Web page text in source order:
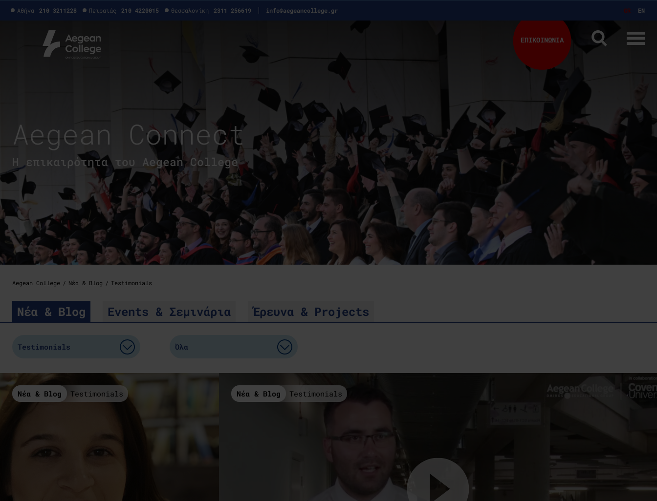
Αθήνα 210 3211228 Πειραιάς 210 4220015 Θεσσαλονίκη 2311 256619 info@aegeancollege.gr GR EN
ΕΠΙΚΟΙΝΩΝΙΑ
Aegean Connect
H επικαιρότητα του Aegean College
Aegean College Νέα & Blog Testimonials
Νέα & Blog Events & Σεμινάρια Έρευνα & Projects
Νέα & Blog Testimonials Νέα & Blog Testimonials